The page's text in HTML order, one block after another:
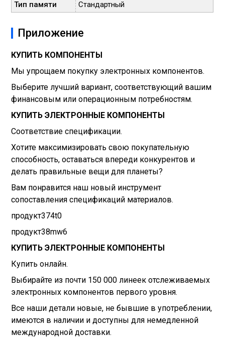
Тип памяти Стандартный
Приложение
КУПИТЬ КОМПОНЕНТЫ
Мы упрощаем покупку электронных компонентов.
Выберите лучший вариант, соответствующий вашим
финансовым или операционным потребностям.
КУПИТЬ ЭЛЕКТРОННЫЕ КОМПОНЕНТЫ
Соответствие спецификации.
Хотите максимизировать свою покупательную
способность, оставаться впереди конкурентов и
делать правильные вещи для планеты?
Вам понравится наш новый инструмент
сопоставления спецификаций материалов.
продукт374t0
продукт38mw6
КУПИТЬ ЭЛЕКТРОННЫЕ КОМПОНЕНТЫ
Купить онлайн.
Выбирайте из почти 150 000 линеек отслеживаемых
электронных компонентов первого уровня.
Все наши детали новые, не бывшие в употреблении,
имеются в наличии и доступны для немедленной
международной доставки.